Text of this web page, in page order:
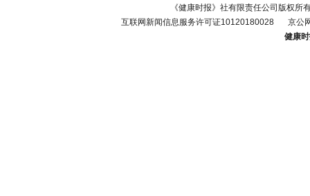
《健康时报》社有限责任公司版权所
互联网新闻信息服务许可证10120180028
京公
健康